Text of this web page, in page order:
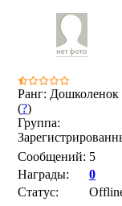
Ранг: Дошколенок
(?)
Группа:
Сообщений: 5
Награды:
0
Статус: